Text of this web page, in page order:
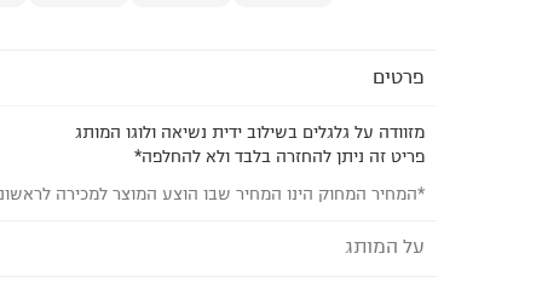
פרטים
מזוודה על גלגלים בשילוב ידית נשיאה ולוגו המותג
פריט זה ניתן להחזרה בלבד ולא להחלפה*
*המחיר המחוק הינו המחיר שבו הוצע המוצר למכירה
על המותג